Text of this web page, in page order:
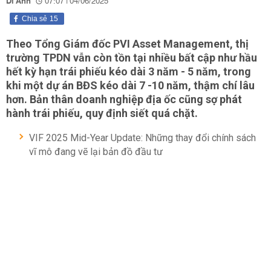
15
Chia sẻ
Theo Tổng Giám đốc PVI Asset Management, thị
trường TPDN vẫn còn tồn tại nhiều bất cập như hầu
hết kỳ hạn trái phiếu kéo dài 3 năm - 5 năm, trong
khi một dự án BĐS kéo dài 7 -10 năm, thậm chí lâu
hơn. Bản thân doanh nghiệp địa ốc cũng sợ phát
hành trái phiếu, quy định siết quá chặt.
VIF 2025 Mid-Year Update: Những thay đổi chính sách
vĩ mô đang vẽ lại bản đồ đầu tư